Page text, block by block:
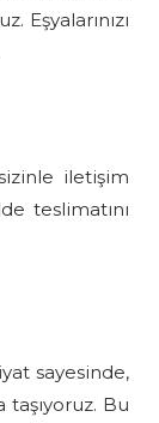
iletişim
teslimatını
sayesinde,
taşıyoruz. Bu